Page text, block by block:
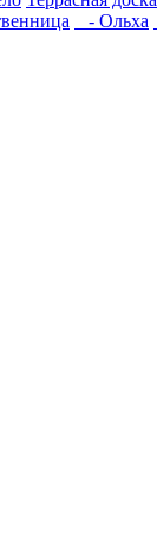
- Ольха